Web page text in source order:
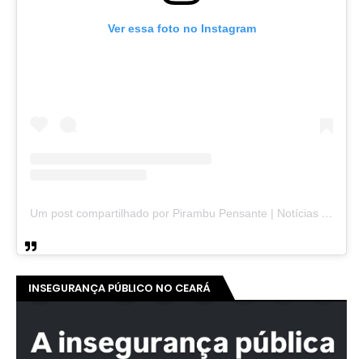
Ver essa foto no Instagram
Um post compartilhado por Pirambu Pensante | Notícias & Entretenimento (@pirambupensante)
INSEGURANÇA PÚBLICO NO CEARÁ